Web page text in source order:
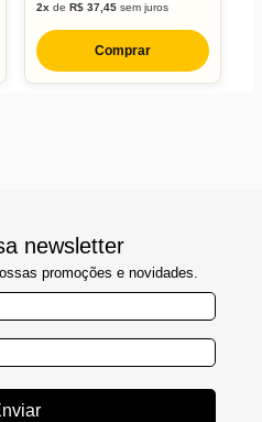
2x deR$ 37,45 sem juros
Comprar
newsletter
promoções e novidades.